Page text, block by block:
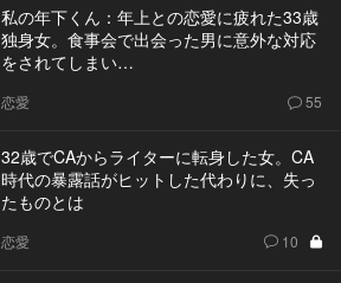
私の年下くん：年上との恋愛に疲れた33歳
独身女。食事会で出会った男に意外な対応
をされてしまい…
恋愛 55
32歳でCAからライターに転身した女。CA
時代の暴露話がヒットした代わりに、失っ
たものとは
恋愛 10